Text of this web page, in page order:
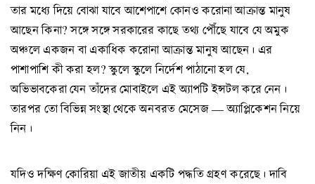
তার মধ্যে দিয়ে বোঝা যাবে আশেপাশে কোনও করোনা আক্রান্ত মানুষ
আছেন কিনা? সঙ্গে সঙ্গে সরকারের কাছে তথ্য পৌঁছে যাবে যে অমুক
অঞ্চলে একজন বা একাধিক করোনা আক্রান্ত মানুষ আছেন। এর
পাশাপাশি কী করা হল? স্কুলে স্কুলে নির্দেশ পাঠানো হল যে,
অভিভাবকেরা যেন তাঁদের মোবাইলে এই অ্যাপটি ইন্সটল করে নেন।
তারপর তো বিভিন্ন সংস্থা থেকে অনবরত মেসেজ — অ্যাপ্লিকেশন নিয়ে
নিন।
যদিও দক্ষিণ কোরিয়া এই জাতীয় একটি পদ্ধতি গ্রহণ করেছে। দাবি